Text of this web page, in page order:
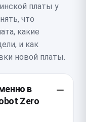
платы у
что
какие
и как
новой платы.
в
Zero